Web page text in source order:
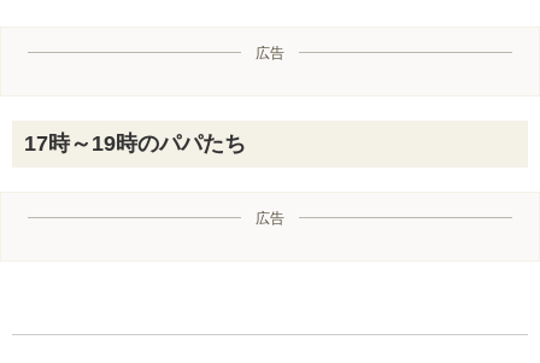
広告
17時～19時のパパたち
広告